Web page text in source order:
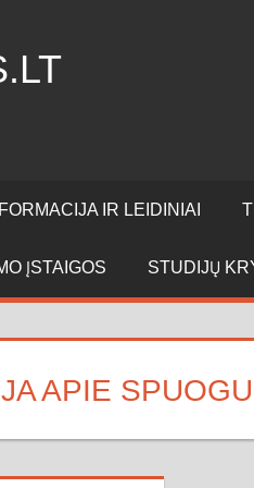
IR LEIDINIAI
ĮSTAIGOS STUDIJŲ
APIE